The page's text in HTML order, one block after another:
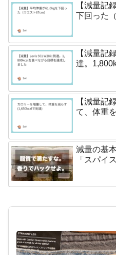
【減量記
下回った
【減量記
達。
【減量記
て、体重
減量の基
「スパイ